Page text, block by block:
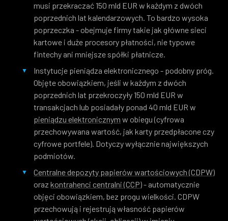
musi przekraczać 150 mld EUR w każdym z dwóch
poprzednich lat kalendarzowych. To bardzo wysoka
poprzeczka - obejmuje firmy takie jak główne sieci
kartowe i duże procesory płatności, nie typowe
fintechy ani mniejsze spółki płatnicze.
Instytucje pieniądza elektronicznego - podobny próg.
Objęte obowiązkiem, jeśli w każdym z dwóch
poprzednich lat przekroczyły 150 mld EUR w
transakcjach lub posiadały ponad 40 mld EUR w
pieniądzu elektronicznym w obiegu (cyfrowa
przechowywana wartość, jak karty przedpłacone czy
cyfrowe portfele). Dotyczy wyłącznie największych
podmiotów.
Centralne depozyty papierów wartościowych (CDPW)
orazkontrahenci centralni (CCP)- automatycznie
objęci obowiązkiem, bez progu wielkości. CDPW
przechowują i rejestrują własność papierów